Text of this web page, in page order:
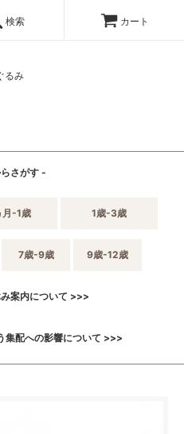
検索 カート
るみ
さがす -
-1歳 1歳-3歳
7歳-9歳 9歳-12歳
案内について >>>
配への影響について >>>